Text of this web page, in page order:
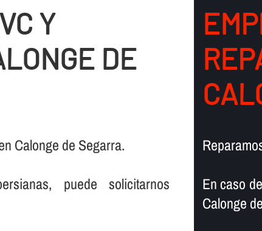
Y
DE
Calonge de Segarra.
puede solicitarnos
En caso
Calonge